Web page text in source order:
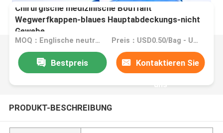
Chirurgische medizinische Bouffant
Wegwerfkappen-blaues Hauptabdeckungs-nicht
Gewebe
MOQ：Englische neutrale Version: MOQ 10000PCS/SOEM: MOQ 80000PCS Preis：USD0.50/Bag - USD0.59/Bag
Bestpreis Kontaktieren Sie
uns
PRODUKT-BESCHREIBUNG